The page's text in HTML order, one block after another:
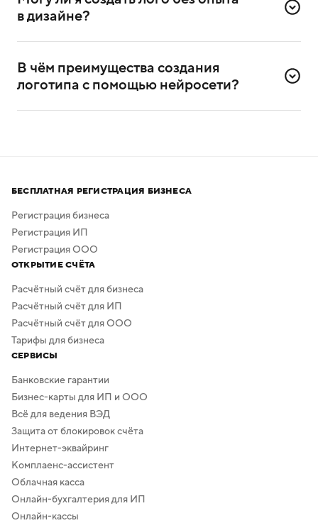
компании и её слоган (дескриптор).
в дизайне?
дизайнерского опыта. Он разработан специально для
самостоятельного создания логотипов.
В чём преимущества создания
логотипа с помощью нейросети?
а скачать результат можно бесплатно в высоком
качестве. Дополнительная обработка не нужна —
в сервисе предусмотрено скачивание логотипа без
фона.
БЕСПЛАТНАЯ РЕГИСТРАЦИЯ БИЗНЕСА
Регистрация бизнеса
Регистрация ИП
Регистрация ООО
ОТКРЫТИЕ СЧЁТА
Расчётный счёт для бизнеса
Расчётный счёт для ИП
Расчётный счёт для ООО
Тарифы для бизнеса
СЕРВИСЫ
Банковские гарантии
Бизнес-карты для ИП и ООО
Всё для ведения ВЭД
Защита от блокировок счёта
Интернет-эквайринг
Комплаенс-ассистент
Облачная касса
Онлайн-бухгалтерия для ИП
Онлайн-кассы